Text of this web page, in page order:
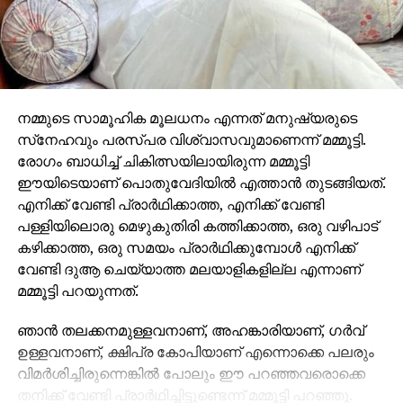
അവര്‍ തന്റെ വരവറിയിച്ചത്. കലയിലൂടെ കറുത്ത
വര്‍ഗക്കാരുടെ സമുദായത്തെ ശാക്തീകരിക്കുന്നതിനും
സാമൂഹികനീതിക്കും വേണ്ടി രൂപംകൊടുത്ത ‘മേക്ക്
റിപ്പിള്‍സ്’ എന്ന സന്നദ്ധസംഘടനയുടെ സഹസ്ഥാപക
പരസ്യചിത്രനിര്‍മ്മാണരംഗത്തും തന്റെ കൈയൊപ്പ്
പതിപ്പിച്ച കെല്ലിയുടെ ‘ബ്‌ളാക്ക് എലിവേഷന്‍ മാപ്പ്’
എന്ന പ്രചാരണചിത്രം നിരവധി അന്താരാഷ്ട്ര
അംഗീകാരങ്ങള്‍ നേടിയിട്ടുണ്ട്. 2025ലെ ടൊറന്‍േറാ
ഇന്റര്‍നാഷണല്‍ ഫെസ്റ്റിവലില്‍ കെല്ലിയുടെ
‘ഡീമണ്‍സ്’ എന്ന ഹ്രസ്വചിത്രം ഔദ്യോഗിക
സെലക്ഷന്‍ നേടി. സ്വന്തം ജനതയുടെ അതിജീവനവും
സ്‌നേഹവും കരീബിയന്‍ പ്രവാസിജീവിതവും
പ്രതിഫലിപ്പിക്കുന്നവയാണ് കെല്ലിയുടെ ചിത്രങ്ങള്‍.
മേളയുടെ മുഖ്യ ആകര്‍ഷണങ്ങള്‍
അന്താരാഷ്ട്ര മല്‍സരവിഭാഗത്തില്‍ 14 സിനിമകളും
മലയാള സിനിമ റ്റുഡേ വിഭാഗത്തില്‍ 12 ചിത്രങ്ങളും
ഇന്ത്യന്‍ സിനിമ നൗ വിഭാഗത്തില്‍ ഏഴ് സിനിമകളും
നമ്മുടെ സാമൂഹിക മൂലധനം എന്നത് മനുഷ്യരുടെ
സ്‌നേഹവും പരസ്പര വിശ്വാസവുമാണെന്ന് മമ്മൂട്ടി.
രോഗം ബാധിച്ച് ചികിത്സയിലായിരുന്ന മമ്മൂട്ടി
ഈയിടെയാണ് പൊതുവേദിയില്‍ എത്താന്‍ തുടങ്ങിയത്.
എനിക്ക് വേണ്ടി പ്രാര്‍ഥിക്കാത്ത, എനിക്ക് വേണ്ടി
പള്ളിയിലൊരു മെഴുകുതിരി കത്തിക്കാത്ത, ഒരു വഴിപാട്
കഴിക്കാത്ത, ഒരു സമയം പ്രാര്‍ഥിക്കുമ്പോള്‍ എനിക്ക്
വേണ്ടി ദുആ ചെയ്യാത്ത മലയാളികളില്ല എന്നാണ്
മമ്മൂട്ടി പറയുന്നത്.
ഞാന്‍ തലക്കനമുള്ളവനാണ്, അഹങ്കാരിയാണ്, ഗര്‍വ്
ഉള്ളവനാണ്, ക്ഷിപ്ര കോപിയാണ് എന്നൊക്കെ പലരും
വിമര്‍ശിച്ചിരുന്നെങ്കില്‍ പോലും ഈ പറഞ്ഞവരൊക്കെ
തനിക്ക് വേണ്ടി പ്രാര്‍ഥിച്ചിട്ടുണ്ടെന്ന് മമ്മൂട്ടി പറഞ്ഞു.